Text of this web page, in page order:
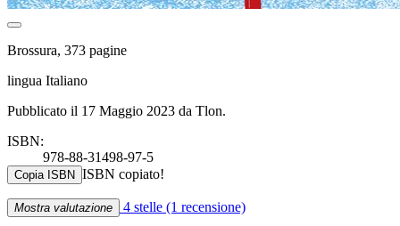
Brossura, 373 pagine
lingua Italiano
Pubblicato il 17 Maggio 2023 da Tlon.
ISBN:
978-88-31498-97-5
Copia ISBN ISBN copiato!
Mostra valutazione 4 stelle (1 recensione)